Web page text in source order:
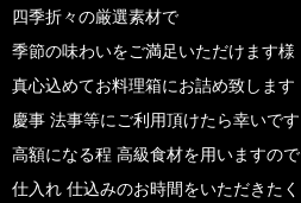
四季折々の厳選素材で
季節の味わいをご満足いただけます様
真心込めてお料理箱にお詰め致します
慶事 法事等にご利用頂けたら幸いです
高額になる程 高級食材を用いますので
仕入れ 仕込みのお時間をいただきたく